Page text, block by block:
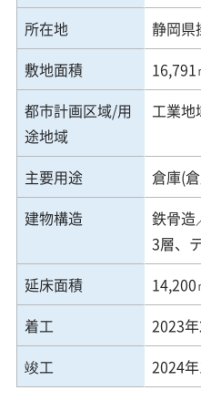
所在地
静岡県
敷地面積
16,791
都市計画区域/用
途地域
工業地
主要用途
倉庫(
建物構造
鉄骨造
3層、
延床面積
14,200
着工
2023
竣工
2024